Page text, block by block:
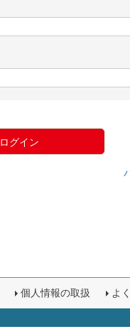
ログイン
個人情報の取扱 よ